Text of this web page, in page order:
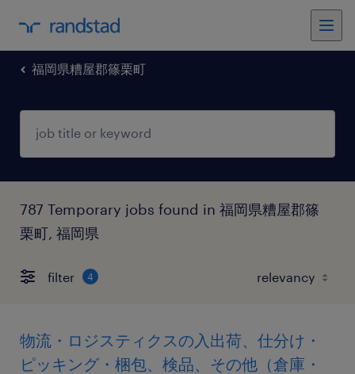
福岡県糟屋郡篠栗町
787 Temporary jobs found in 福岡県糟屋郡篠
栗町, 福岡県
filter 4
物流・ロジスティクスの入出荷、仕分け・
ピッキング・梱包、検品、その他（倉庫・